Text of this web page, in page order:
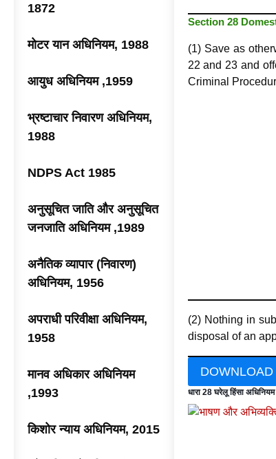
1872
मोटर यान अधिनियम, 1988
आयुध अधिनियम ,1959
भ्रष्टाचार निवारण अधिनियम,
1988
NDPS Act 1985
अनुसूचित जाति और अनुसूचित
जनजाति अधिनियम ,1989
अनैतिक व्यापार (निवारण)
अधिनियम, 1956
अपराधी परिवीक्षा अधिनियम,
1958
मानव अधिकार अधिनियम
,1993
किशोर न्याय अधिनियम, 2015
Section 28
(1) Save as
22 and 23 and
Criminal
(2) Nothing in
disposal of an
धारा 28 घरेलू हिंसा